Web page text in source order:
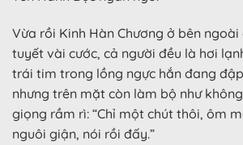
Vừa rồi Kinh Hàn Chương ở bên
tuyết vài cước, cả người đều là hơi
trái tim trong lồng ngực hắn đang
nhưng trên mặt còn làm bộ như
giọng rầm rì: “Chỉ một chút thôi, ôm
nguôi giận, nói rồi đấy.”